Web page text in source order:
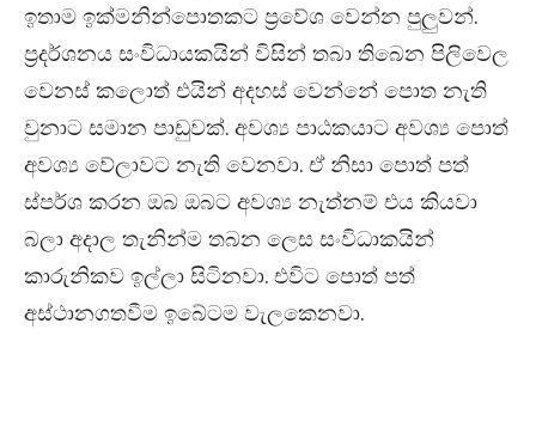
ඉතාම ඉක්මනින්පොතකට ප්‍රවේශ වෙන්න පුලුවන්.
ප්‍රදර්ශනය සංවිධායකයින් විසින් තබා තිබෙන පිලිවෙල
වෙනස් කලොත් එයින් අදහස් වෙන්නේ පොත නැති
වුනාට සමාන පාඩුවක්. අවශ්‍ය පාඨකයාට අවශ්‍ය පොත්
අවශ්‍ය වේලාවට නැති වෙනවා. ඒ නිසා පොත් පත්
ස්පර්ශ කරන ඔබ ඔබට අවශ්‍ය නැත්නම් එය කියවා
බලා අදාල තැනින්ම තබන ලෙස සංවිධාකයින්
කාරුනිකව ඉල්ලා සිටිනවා. එවිට පොත් පත්
අස්ථානගතවීම ඉබේටම වැලකෙනවා.